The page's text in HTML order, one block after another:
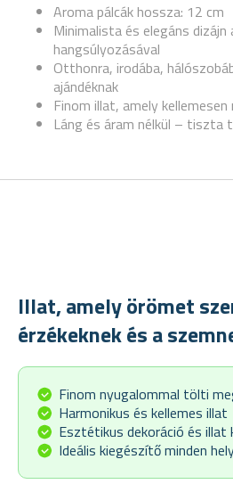
Aroma pálcák hossza: 12 cm
Minimalista és elegáns
hangsúlyozásával
Otthonra, irodába,
ajándéknak
Finom illat, amely kellemesen
Láng és áram nélkül –
Illat, amely örömet
érzékeknek és a
Finom nyugalommal tölti
Harmonikus és kellemes illat
Esztétikus dekoráció és illat
Ideális kiegészítő minden